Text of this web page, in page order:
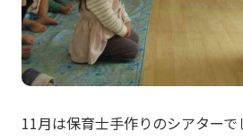
11月は保育士手作りのシアター